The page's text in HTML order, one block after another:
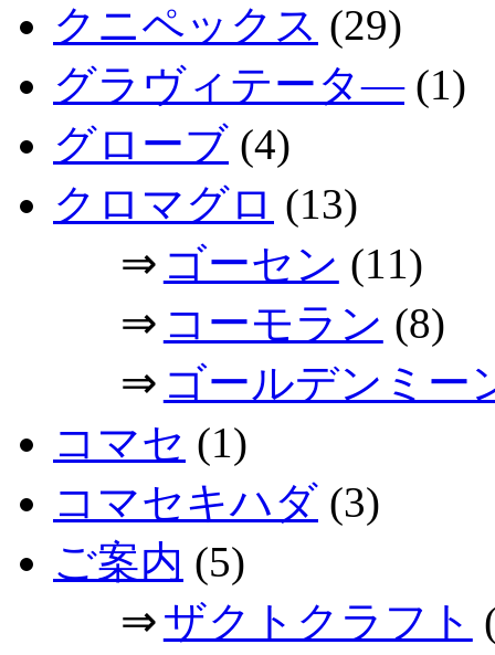
クニペックス (29)
グラヴィテータ―(1)
グローブ (4)
クロマグロ (13)
⇒ ゴーセン (11)
⇒ コーモラン (8)
⇒ ゴールデンミー
コマセ (1)
コマセキハダ (3)
ご案内 (5)
⇒ザクトクラフト